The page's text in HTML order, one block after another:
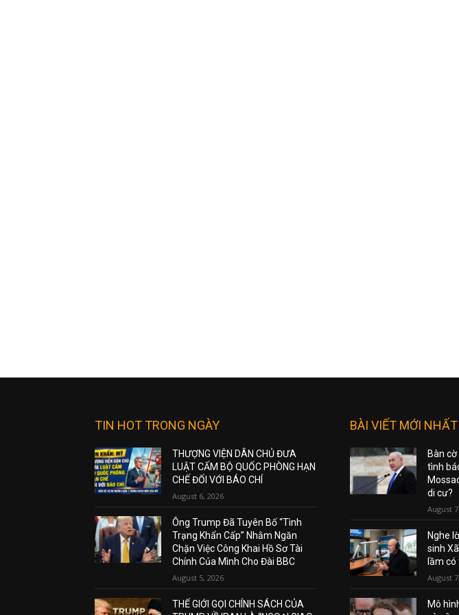
TIN HOT TRONG NGÀY
THƯỢNG VIỆN DÂN CHỦ ĐƯA
LUẬT CẤM BỘ QUỐC PHÒNG HẠN
CHẾ ĐỐI VỚI BÁO CHÍ
August 6, 2026
Ông Trump Đã Tuyên Bố “Tình
Trạng Khẩn Cấp” Nhằm Ngăn
Chặn Việc Công Khai Hồ Sơ Tài
Chính Của Mình Cho Đài BBC
August 5, 2026
THẾ GIỚI GỌI CHÍNH SÁCH CỦA
BÀI VIẾT MỚI NHẤT
Bàn
tình
di cư?
August
Nghe
sinh
lầm
August
Mô